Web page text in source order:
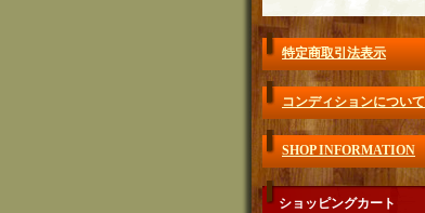
特定商取引法表示
コンディションについて
SHOP INFORMATION
ショッピングカート